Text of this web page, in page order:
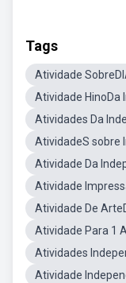
Tags
Atividade
Atividade HinoDa
Atividades Da
AtividadeS sobre
Atividade Da
Atividade
Atividade De
Atividade Para 1
Atividades
Atividade